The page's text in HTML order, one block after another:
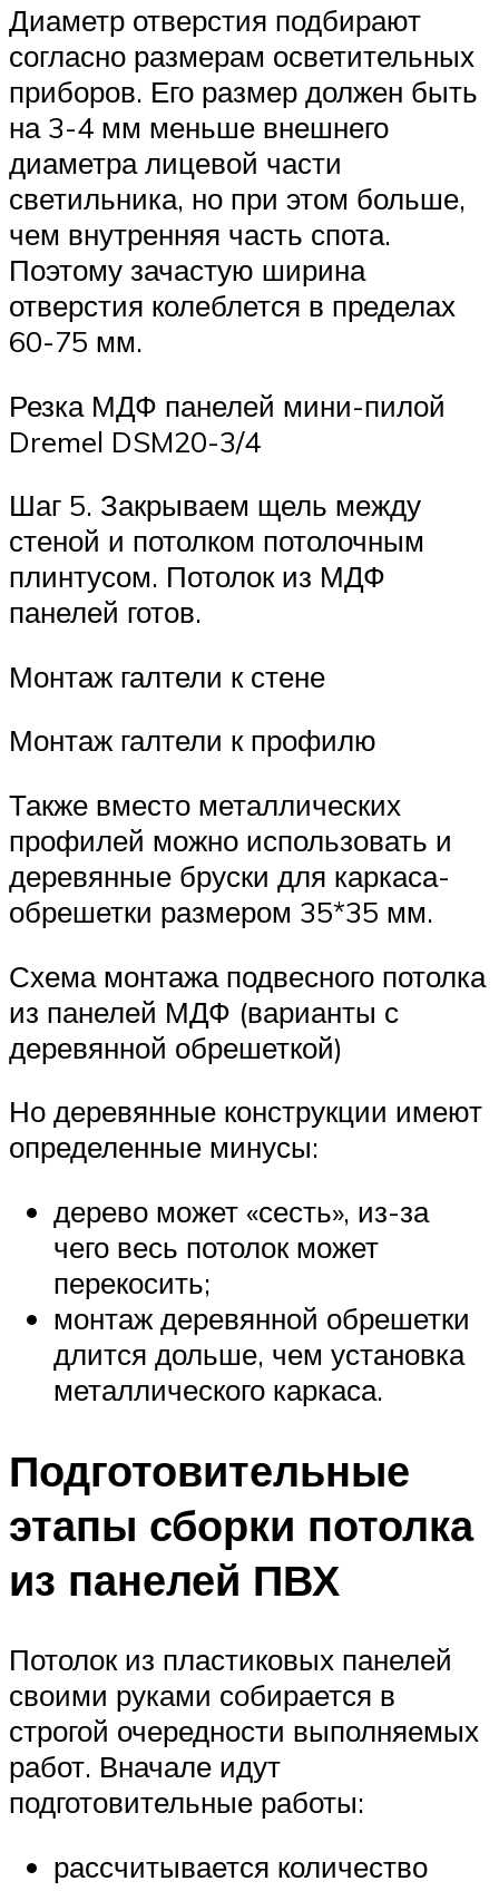
Диаметр отверстия подбирают
согласно размерам осветительных
приборов. Его размер должен быть
на 3-4 мм меньше внешнего
диаметра лицевой части
светильника, но при этом больше,
чем внутренняя часть спота.
Поэтому зачастую ширина
отверстия колеблется в пределах
60-75 мм.
Резка МДФ панелей мини-пилой
Dremel DSM20-3/4
Шаг 5. Закрываем щель между
стеной и потолком потолочным
плинтусом. Потолок из МДФ
панелей готов.
Монтаж галтели к стене
Монтаж галтели к профилю
Также вместо металлических
профилей можно использовать и
деревянные бруски для каркаса-
обрешетки размером 35*35 мм.
Схема монтажа подвесного потолка
из панелей МДФ (варианты с
деревянной обрешеткой)
Но деревянные конструкции имеют
определенные минусы:
дерево может «сесть», из-за
чего весь потолок может
перекосить;
монтаж деревянной обрешетки
длится дольше, чем установка
металлического каркаса.
Подготовительные
этапы сборки потолка
из панелей ПВХ
Потолок из пластиковых панелей
своими руками собирается в
строгой очередности выполняемых
работ. Вначале идут
подготовительные работы:
рассчитывается количество